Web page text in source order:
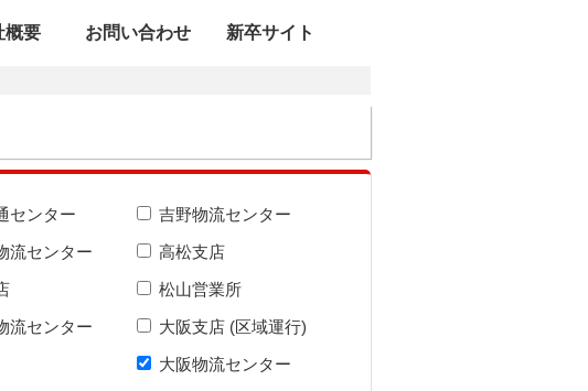
概要 お問い合わせ 新卒サイト
センター
吉野物流センター
流センター
高松支店
松山営業所
流センター
大阪支店 (区域運行)
大阪物流センター